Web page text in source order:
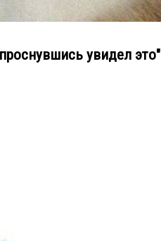
увидел это"